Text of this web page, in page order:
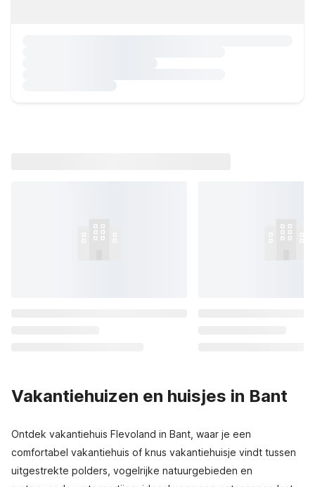
Vakantiehuizen en huisjes in Bant
Ontdek vakantiehuis Flevoland in Bant, waar je een
comfortabel vakantiehuis of knus vakantiehuisje vindt tussen
uitgestrekte polders, vogelrijke natuurgebieden en